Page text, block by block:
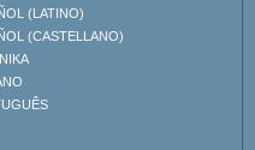
(LATINO)
(CASTELLANO)